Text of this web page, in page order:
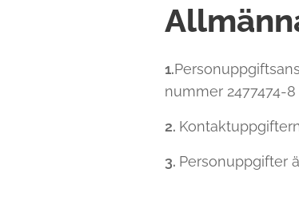
1.
nummer 2477474-
2.
3. Personuppgifter